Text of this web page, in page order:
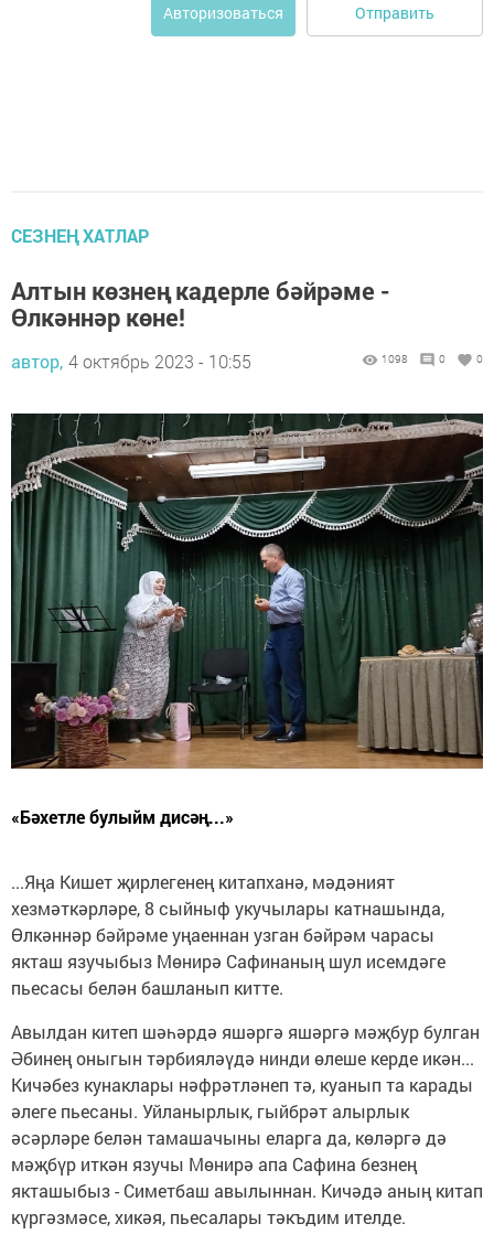
Авторизоваться Отправить
СЕЗНЕҢ ХАТЛАР
Алтын көзнең кадерле бәйрәме -
Өлкәннәр көне!
автор, 4 октябрь 2023 - 10:55 1098 0 0
«Бәхетле булыйм дисәң...»
...Яңа Кишет җирлегенең китапханә, мәдәният
хезмәткәрләре, 8 сыйныф укучылары катнашында,
Өлкәннәр бәйрәме уңаеннан узган бәйрәм чарасы
якташ язучыбыз Мөнирә Сафинаның шул исемдәге
пьесасы белән башланып китте.
Авылдан китеп шәһәрдә яшәргә яшәргә мәҗбур булган
Әбинең оныгын тәрбияләүдә нинди өлеше керде икән...
Кичәбез кунаклары нәфрәтләнеп тә, куанып та карады
әлеге пьесаны. Уйланырлык, гыйбрәт алырлык
әсәрләре белән тамашачыны еларга да, көләргә дә
мәҗбүр иткән язучы Мөнирә апа Сафина безнең
якташыбыз - Симетбаш авылыннан. Кичәдә аның китап
күргәзмәсе, хикәя, пьесалары тәкъдим ителде.